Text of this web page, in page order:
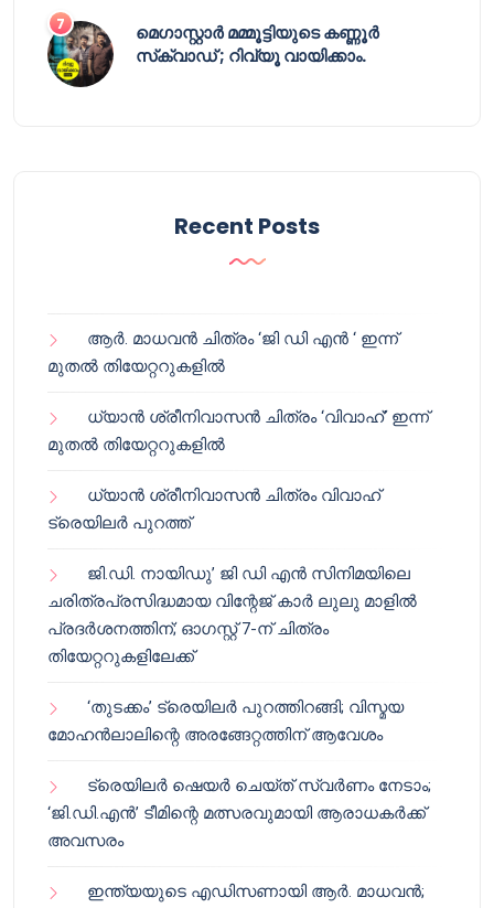
മെഗാസ്റ്റാർ മമ്മൂട്ടിയുടെ കണ്ണൂർ
സ്‌ക്വാഡ് ; റിവ്യൂ വായിക്കാം.
Recent Posts
ആർ. മാധവൻ ചിത്രം ‘ജി ഡി എൻ ‘ ഇന്ന്
മുതൽ തിയേറ്ററുകളിൽ
ധ്യാൻ ശ്രീനിവാസൻ ചിത്രം ‘വിവാഹ്’ ഇന്ന്
മുതൽ തിയേറ്ററുകളിൽ
ധ്യാൻ ശ്രീനിവാസൻ ചിത്രം വിവാഹ്
ട്രെയിലർ പുറത്ത്
ജി.ഡി. നായിഡു’ ജി ഡി എൻ സിനിമയിലെ
ചരിത്രപ്രസിദ്ധമായ വിന്റേജ് കാർ ലുലു മാളിൽ
പ്രദർശനത്തിന്; ഓഗസ്റ്റ് 7-ന് ചിത്രം
തിയേറ്ററുകളിലേക്ക്
‘തുടക്കം’ ട്രെയിലർ പുറത്തിറങ്ങി; വിസ്മയ
മോഹൻലാലിന്റെ അരങ്ങേറ്റത്തിന് ആവേശം
ട്രെയിലർ ഷെയർ ചെയ്‌ത് സ്വർണം നേടാം;
‘ജി.ഡി.എൻ’ ടീമിന്റെ മത്സരവുമായി ആരാധകർക്ക്
അവസരം
ഇന്ത്യയുടെ എഡിസണായി ആർ. മാധവൻ;